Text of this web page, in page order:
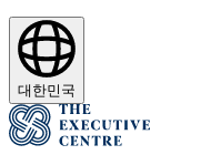
대한민국